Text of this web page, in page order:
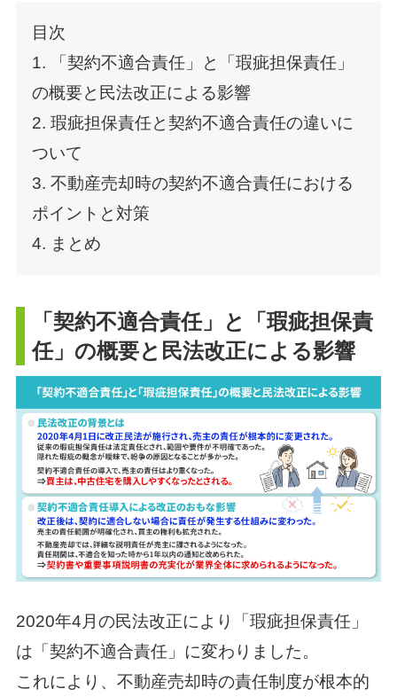
目次
1. 「契約不適合責任」と「瑕疵担保責任」
の概要と民法改正による影響
2. 瑕疵担保責任と契約不適合責任の違いに
ついて
3. 不動産売却時の契約不適合責任における
ポイントと対策
4. まとめ
「契約不適合責任」と「瑕疵担保責
任」の概要と民法改正による影響
2020年4月の民法改正により「瑕疵担保責任」
は「契約不適合責任」に変わりました。
これにより、不動産売却時の責任制度が根本的